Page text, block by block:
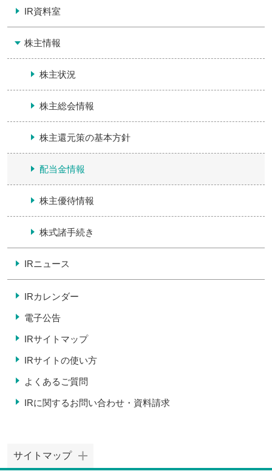
IR資料室
株主情報
株主状況
株主総会情報
株主還元策の基本方針
配当金情報
株主優待情報
株式諸手続き
IRニュース
IRカレンダー
電子公告
IRサイトマップ
IRサイトの使い方
よくあるご質問
IRに関するお問い合わせ・ 資料請求
サイトマップ